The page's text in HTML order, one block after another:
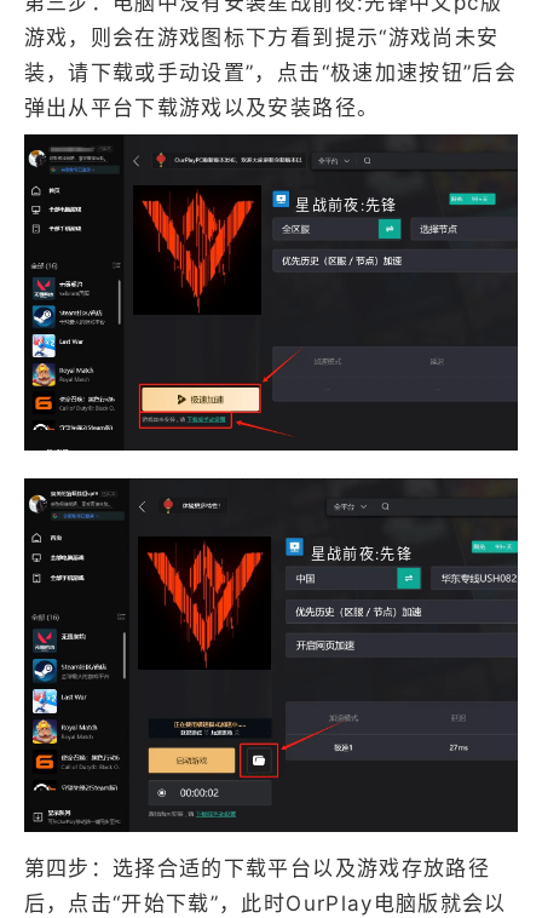
游戏，则会在游戏图标下方看到提示“游戏尚未安
装，请下载或手动设置”，点击“极速加速按钮”后会
弹出从平台下载游戏以及安装路径。
星战前夜:先锋
星战前夜:先锋
第四步：选择合适的下载平台以及游戏存放路径
后，点击“开始下载”，此时OurPlay电脑版就会以